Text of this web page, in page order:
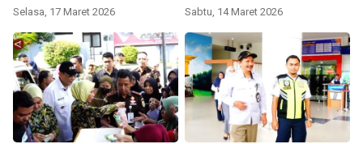
Selasa, 17 Maret 2026 Sabtu, 14 Maret 2026